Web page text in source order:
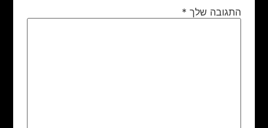
התגובה שלך *